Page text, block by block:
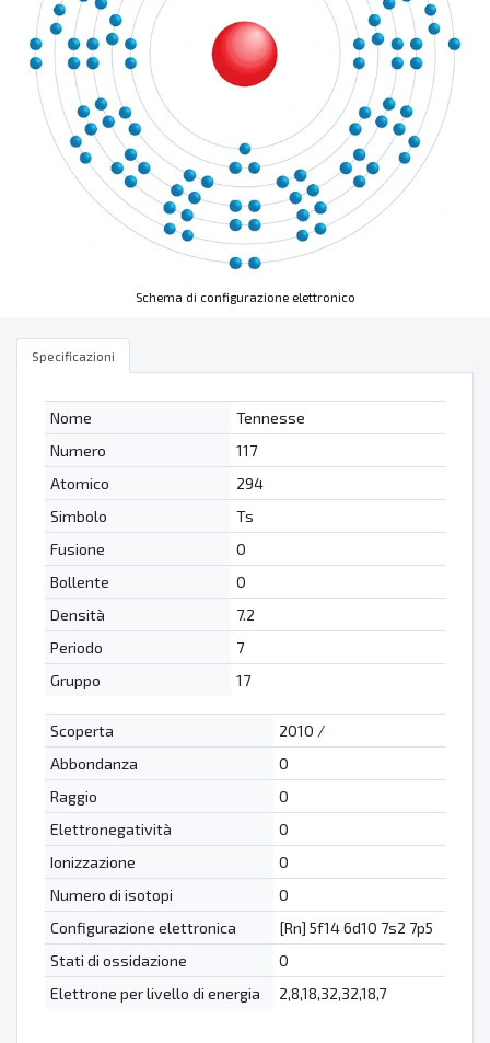
Schema di configurazione elettronico
Specificazioni
Nome
Tennesse
Numero
117
Atomico
294
Simbolo
Ts
Fusione
0
Bollente
0
Densità
7.2
Periodo
7
Gruppo
17
Scoperta
2010 /
Abbondanza
0
Raggio
0
Elettronegatività
0
Ionizzazione
0
Numero di isotopi
0
Configurazione elettronica
[Rn] 5f14 6d10 7s2 7p5
Stati di ossidazione
0
Elettrone per livello di energia
2,8,18,32,32,18,7